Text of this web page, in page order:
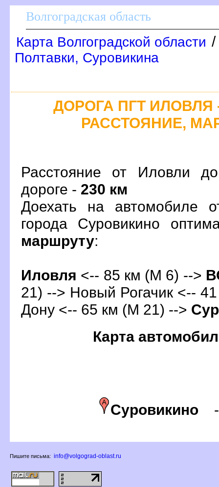
олгоградская область
Карта Волгоградской области /
Полтавки, Суровикина
ДОРОГА ПГТ ИЛОВЛЯ
РАССТОЯНИЕ,
Расстояние от Иловли
дороге - 230 км
Доехать на автомобиле
орода Суровикино
маршруту:
Иловля <-- 85 км (М 6) -->
21) --> Новый Рогачик <--
Дону <-- 65 км (М 21) -->
Карта
Суровикино
Пишите письма: info@volgograd-oblast.ru